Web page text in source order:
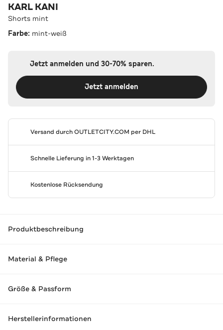
KARL KANI
Shorts mint
Farbe: mint-weiß
Jetzt anmelden und 30-70% sparen.
Jetzt anmelden
Versand durchOUTLETCITY.COM per DHL
Schnelle Lieferung in 1-3 Werktagen
Kostenlose Rücksendung
Produktbeschreibung
Material & Pflege
Größe & Passform
Herstellerinformationen